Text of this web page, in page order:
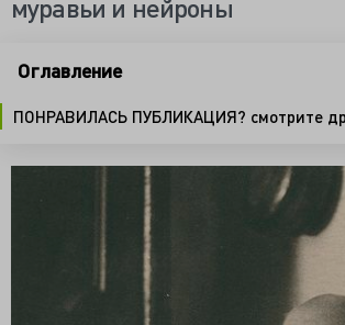
муравьи и нейроны
Оглавление
ПОНРАВИЛАСЬ ПУБЛИКАЦИЯ? смотрите